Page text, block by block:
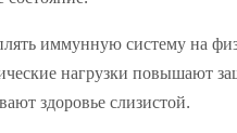
иммунную систему на
нагрузки повышают
здоровье слизистой.